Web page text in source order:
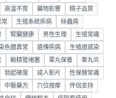
高温不育 藥物影響 精子品質
常 生殖系統疾病 絲蟲病
腎臟健康 男性生理 生殖常識
色體異常 遺傳疾病 生殖道感染
輸精管堵塞 睪丸保養 睾丸炎
勃起硬度 成人影片 性保健常識
中醫藥方 穴位按摩 伴侶支持